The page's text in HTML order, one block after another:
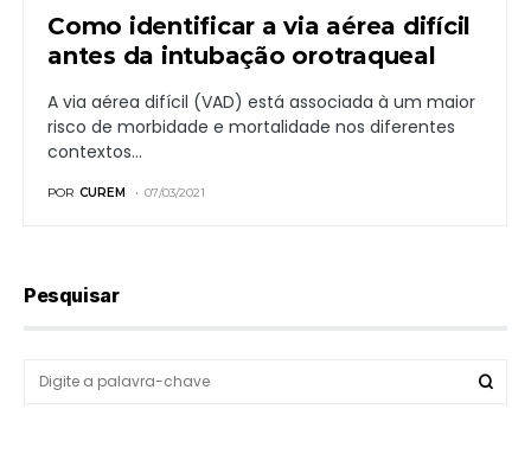
Como identificar a via aérea difícil
antes da intubação orotraqueal
A via aérea difícil (VAD) está associada à um maior
risco de morbidade e mortalidade nos diferentes
contextos…
POR CUREM 07/03/2021
Pesquisar